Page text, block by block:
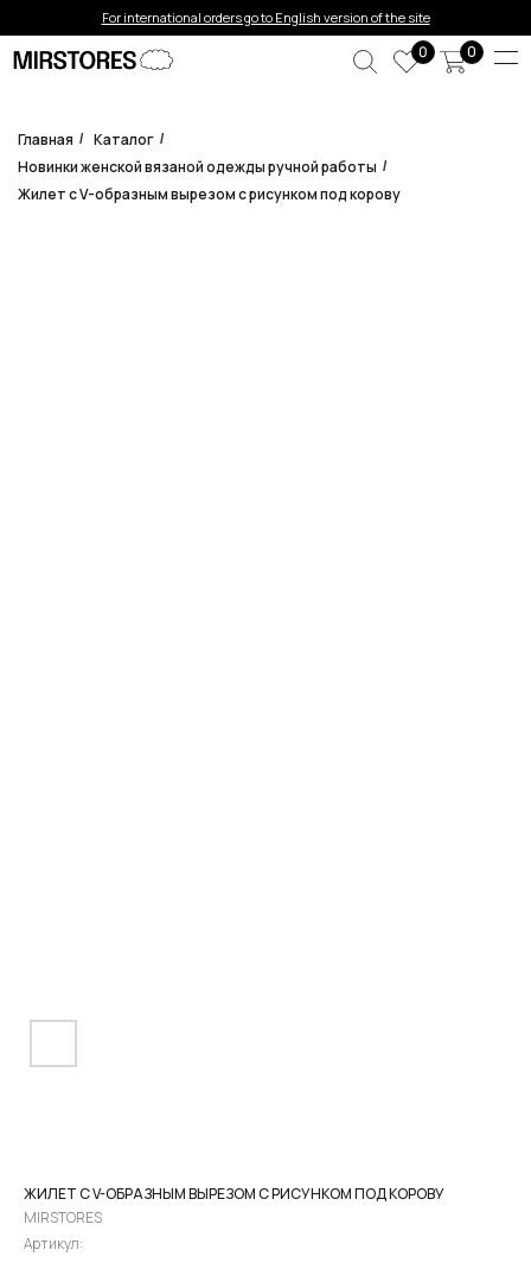
0
0
For international orders go to English version of the site
Error get alias
Главная / Каталог /
Новинки женской вязаной одежды ручной работы /
Жилет с V-образным вырезом с рисунком под корову
ЖИЛЕТ С V-ОБРАЗНЫМ ВЫРЕЗОМ С РИСУНКОМ ПОД КОРОВУ
MIRSTORES
Артикул: